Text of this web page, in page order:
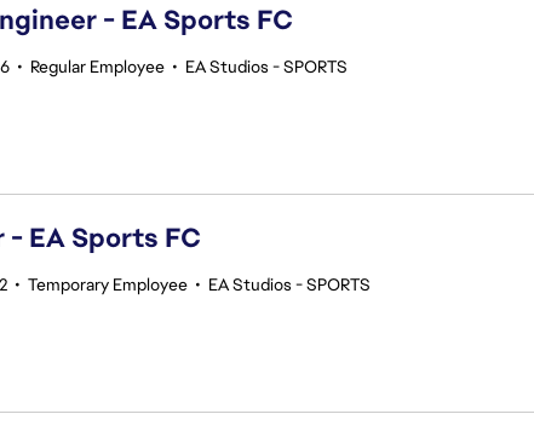
- EA Sports FC
• Regular Employee • EA Studios - SPORTS
EA Sports FC
• Temporary Employee • EA Studios - SPORTS